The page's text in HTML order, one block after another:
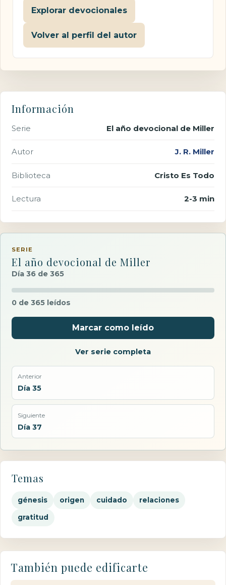
Explorar devocionales
Volver al perfil del autor
Información
Serie El año devocional de Miller
Autor J. R. Miller
Biblioteca Cristo Es Todo
Lectura 2-3 min
SERIE
El año devocional de Miller
Día 36 de 365
0 de 365 leídos
Marcar como leído
Ver serie completa
Anterior
Día 35
Siguiente
Día 37
Temas
génesis origen cuidado relaciones
gratitud
También puede edificarte